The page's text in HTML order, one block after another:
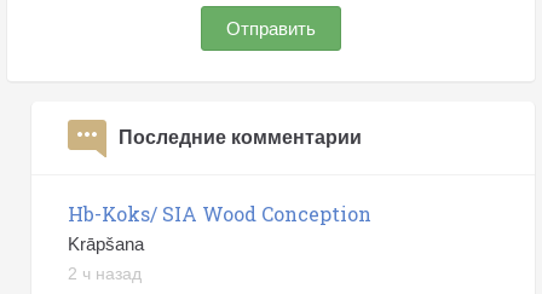
Отправить
Последние комментарии
Hb-Koks/ SIA Wood Conception
Krāpšana
2 ч назад